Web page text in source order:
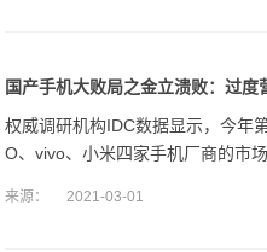
国产手机大败局之金立溃败：过度
权威调研机构IDC数据显示，今年
O、vivo、小米四家手机厂商的市
来源： 2021-03-01